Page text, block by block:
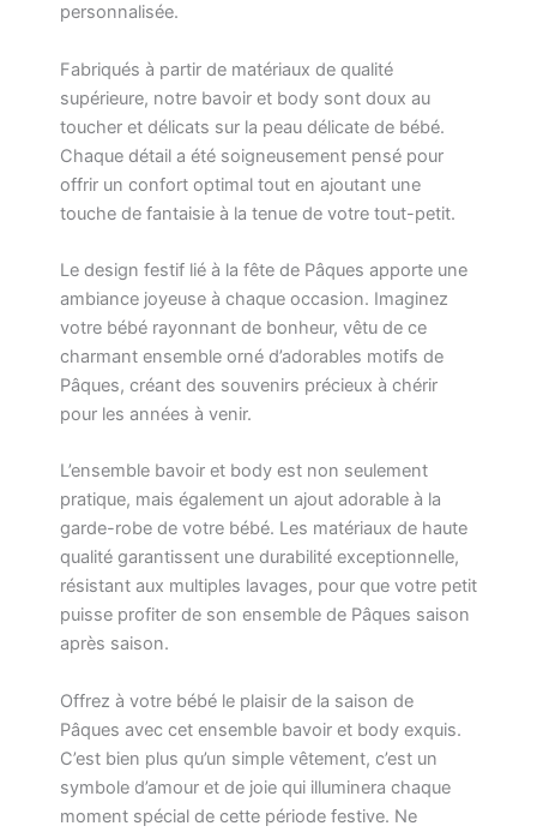
personnalisée.
Fabriqués à partir de matériaux de qualité
supérieure, notre bavoir et body sont doux au
toucher et délicats sur la peau délicate de bébé.
Chaque détail a été soigneusement pensé pour
offrir un confort optimal tout en ajoutant une
touche de fantaisie à la tenue de votre tout-petit.
Le design festif lié à la fête de Pâques apporte une
ambiance joyeuse à chaque occasion. Imaginez
votre bébé rayonnant de bonheur, vêtu de ce
charmant ensemble orné d’adorables motifs de
Pâques, créant des souvenirs précieux à chérir
pour les années à venir.
L’ensemble bavoir et body est non seulement
pratique, mais également un ajout adorable à la
garde-robe de votre bébé. Les matériaux de haute
qualité garantissent une durabilité exceptionnelle,
résistant aux multiples lavages, pour que votre petit
puisse profiter de son ensemble de Pâques saison
après saison.
Offrez à votre bébé le plaisir de la saison de
Pâques avec cet ensemble bavoir et body exquis.
C’est bien plus qu’un simple vêtement, c’est un
symbole d’amour et de joie qui illuminera chaque
moment spécial de cette période festive. Ne